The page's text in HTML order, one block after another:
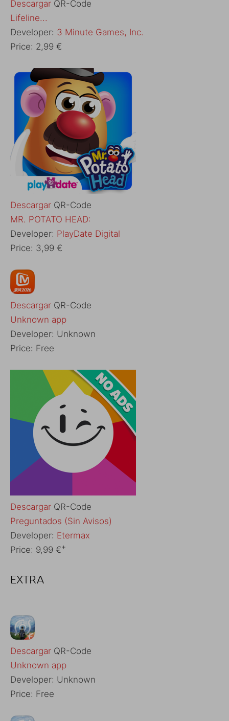
Descargar QR-Code
‎Lifeline...
Developer: 3 Minute Games, Inc.
Price: 2,99 €
Descargar QR-Code
‎MR. POTATO HEAD:
Developer: PlayDate Digital
Price: 3,99 €
Descargar QR-Code
Unknown app
Developer: Unknown
Price: Free
Descargar QR-Code
‎Preguntados (Sin Avisos)
Developer: Etermax
Price: 9,99 €+
EXTRA
Descargar QR-Code
Unknown app
Developer: Unknown
Price: Free